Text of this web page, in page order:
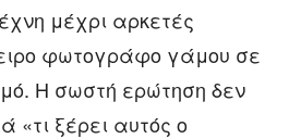
μέχρι αρκετές
φωτογράφο γάμου σε
Η σωστή ερώτηση δεν
«τι ξέρει αυτός ο